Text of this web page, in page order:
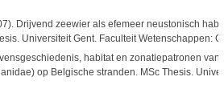
Drijvend zeewier als efemeer neustonisch
Universiteit Gent. Faculteit Wetenschappen:
habitat en zonatiepatronen van
op Belgische stranden. MSc Thesis.